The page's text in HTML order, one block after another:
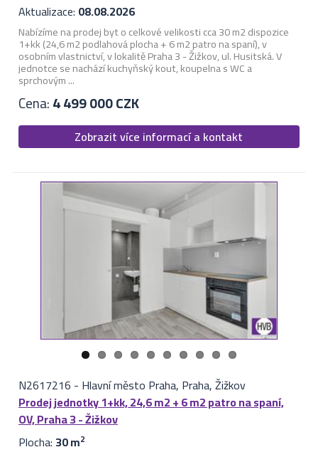
Aktualizace: 08.08.2026
Nabízíme na prodej byt o celkové velikosti cca 30 m2 dispozice
1+kk (24,6 m2 podlahová plocha + 6 m2 patro na spaní), v
osobním vlastnictví, v lokalitě Praha 3 - Žižkov, ul. Husitská. V
jednotce se nachází kuchyňský kout, koupelna s WC a
sprchovým ...
Cena:4 499 000 CZK
Zobrazit více informací a kontakt
N2617216 - Hlavní město Praha, Praha, Žižkov
Prodej jednotky 1+kk, 24,6 m2 + 6 m2 patro na spaní,
OV, Praha 3 - Žižkov
Plocha: 30 m2